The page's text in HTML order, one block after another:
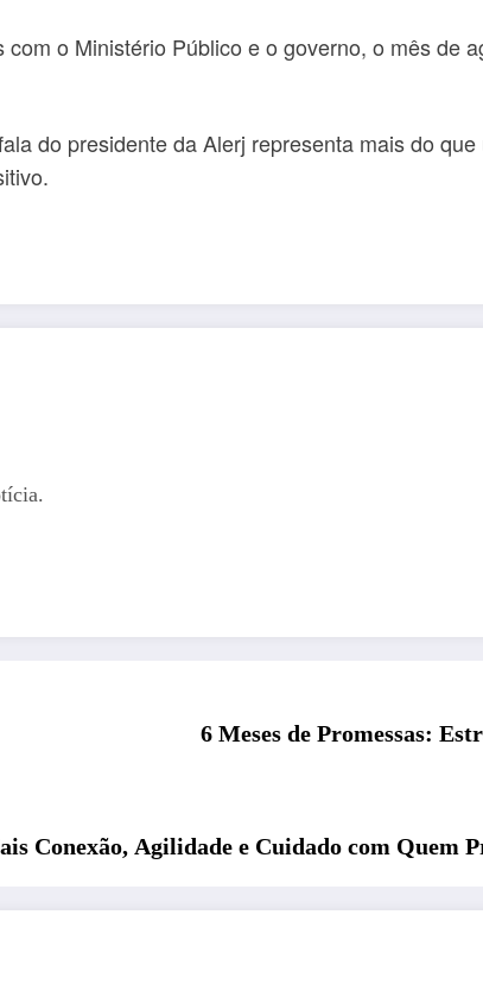
o Ministério Público e o governo, o mês de
do presidente da Alerj representa mais do
6 Meses de Promessas:
Conexão, Agilidade e Cuidado com Quem